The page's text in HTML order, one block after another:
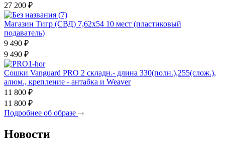
27 200 ₽
Магазин Тигр (СВД) 7,62х54 10 мест (пластиковый
подаватель)
9 490 ₽
9 490 ₽
Сошки Vanguard PRO 2 складн.- длина 330(полн.),255(слож.),
алюм., крепление - антабка и Weaver
11 800 ₽
11 800 ₽
Подробнее об образе
Новости